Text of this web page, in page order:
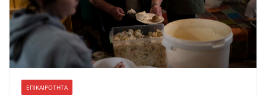
ΕΠΙΚΑΙΡΟΤΗΤΑ